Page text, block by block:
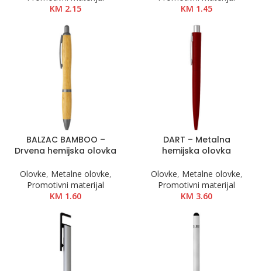
KM 2.15
KM 1.45
BALZAC BAMBOO –
Drvena hemijska olovka
Olovke, Metalne olovke,
Promotivni materijal
KM 1.60
DART – Metalna
hemijska olovka
Olovke, Metalne olovke,
Promotivni materijal
KM 3.60